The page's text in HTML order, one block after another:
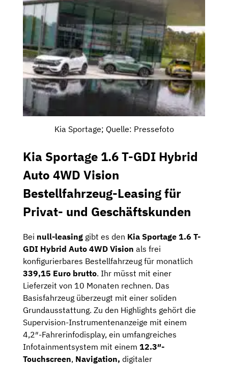
Kia Sportage; Quelle: Pressefoto
Kia Sportage 1.6 T-GDI Hybrid
Auto 4WD Vision
Bestellfahrzeug-Leasing für
Privat- und Geschäftskunden
Bei null-leasing gibt es den Kia Sportage 1.6 T-
GDI Hybrid Auto 4WD Vision als frei
konfigurierbares Bestellfahrzeug für monatlich
339,15 Euro brutto. Ihr müsst mit einer
Lieferzeit von 10 Monaten rechnen. Das
Basisfahrzeug überzeugt mit einer soliden
Grundausstattung. Zu den Highlights gehört die
Supervision-Instrumentenanzeige mit einem
4,2″-Fahrerinfodisplay, ein umfangreiches
Infotainmentsystem mit einem 12.3″-
Touchscreen, Navigation, digitaler